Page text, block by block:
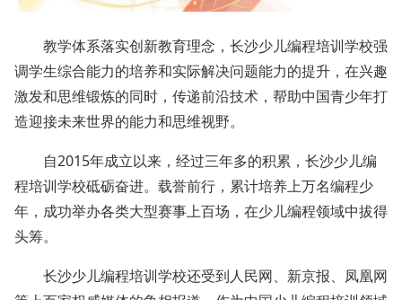
教学体系落实创新教育理念，长沙少儿编程培训学校强
调学生综合能力的培养和实际解决问题能力的提升，在兴趣
激发和思维锻炼的同时，传递前沿技术，帮助中国青少年打
造迎接未来世界的能力和思维视野。
自2015年成立以来，经过三年多的积累，长沙少儿编
程培训学校砥砺奋进。载誉前行，累计培养上万名编程少
年，成功举办各类大型赛事上百场，在少儿编程领域中拔得
头筹。
长沙少儿编程培训学校还受到人民网、新京报、凤凰网